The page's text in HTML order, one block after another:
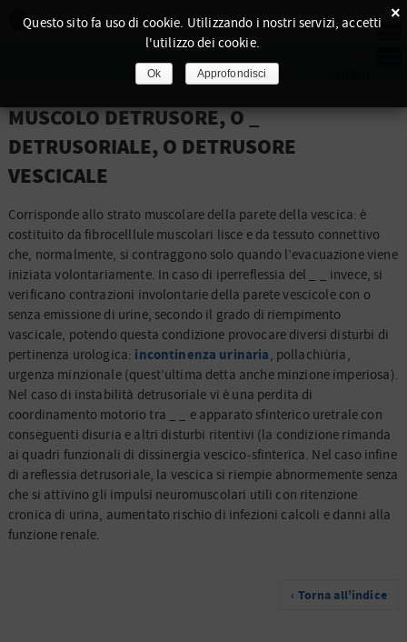
MUSCOLO DETRUSORE, O _
DETRUSORIALE, O DETRUSORE
VESCICALE
Corrisponde allo strato muscolare della parete della vescica: è
costituito da fibrocelllule muscolari lisce e da tessuto connettivo
che, normalmente, si contraggono solo quando l’evacuazione viene
iniziata volontariamente. In caso di iperreflessia del _ _ invece, si
verificano contrazioni involontarie della parete vescicole con o
senza emissione di urine, secondo il grado di riempimento
vascicale, potendo questa condizione provocare diversi disturbi di
pertinenza urologica: incontinenza urinaria, pollachiùria,
urgenza minzionale (quest’ultima detta anche minzione imperiosa).
Nel caso di instabilità detrusoriale vi è una perdita di
coordinamento motorio tra _ _ e apparato sfinterico uretrale con
conseguenti disuria e altri disturbi ritentivi (la condizione rimanda
ai quadri funzionali di dissinergia vescico-sfinterica. Nel caso infine
di areflessia detrusoriale, la vescica si riempie abnormemente senza
che si attivino gli impulsi neuromuscolari utili con ritenzione
cronica di urina, aumentato rischio di infezioni calcoli e danni alla
funzione renale.
‹ Torna all'indice
×
Questo sito fa uso di cookie. Utilizzando i nostri servizi, accetti
l'utilizzo dei cookie.
Ok Approfondisci